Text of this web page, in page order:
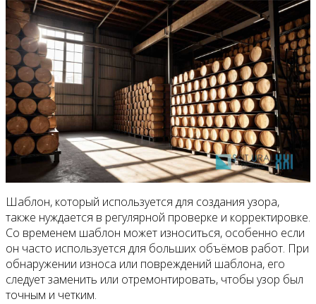
Шаблон, который используется для создания узора,
также нуждается в регулярной проверке и корректировке.
Со временем шаблон может износиться, особенно если
он часто используется для больших объёмов работ. При
обнаружении износа или повреждений шаблона, его
следует заменить или отремонтировать, чтобы узор был
точным и четким.